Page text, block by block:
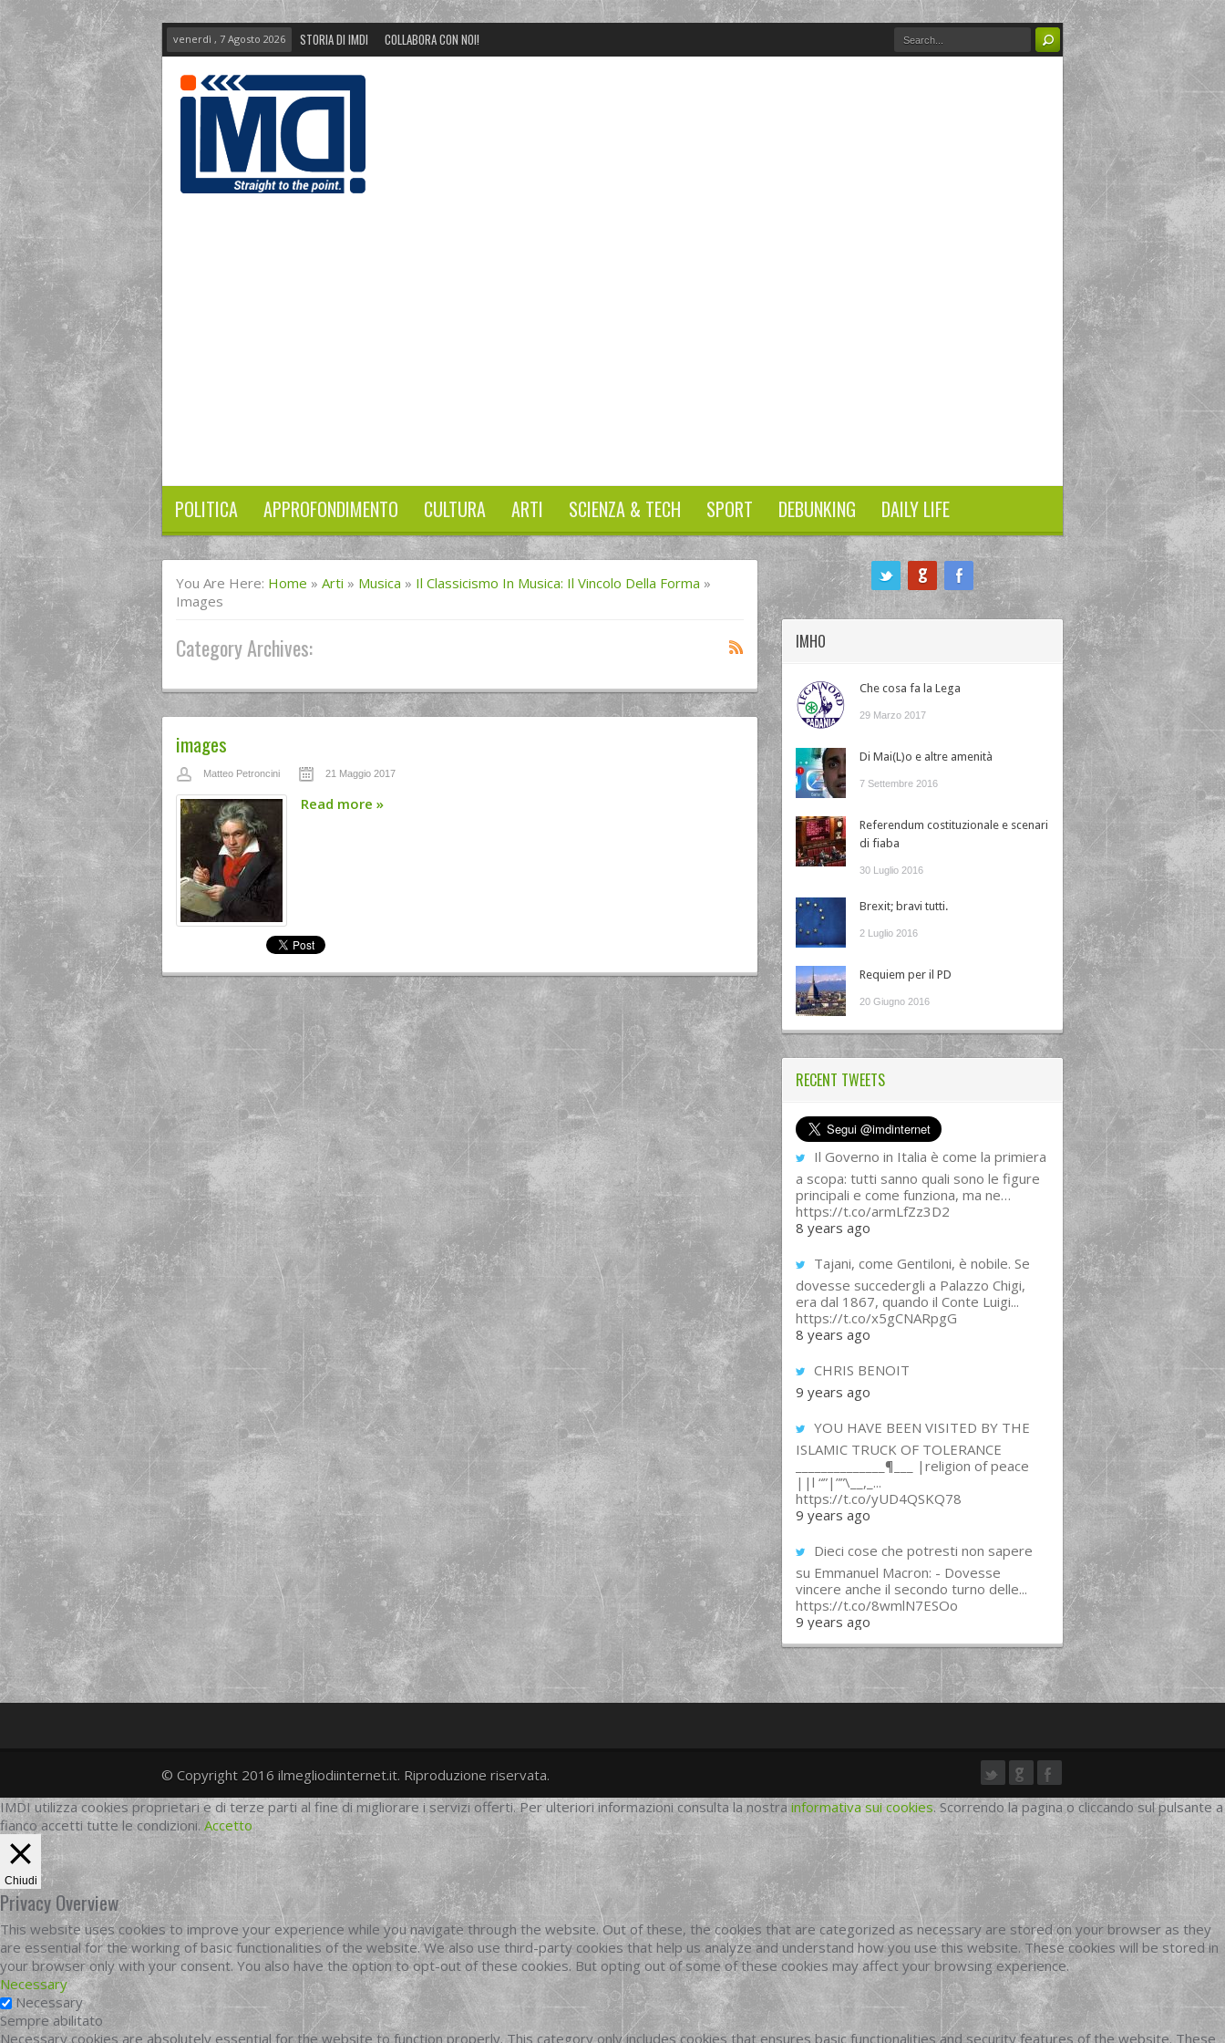
venerdì , 7 Agosto 2026 STORIA DI IMDI COLLABORA CON NOI!
POLITICA APPROFONDIMENTO CULTURA ARTI SCIENZA & TECH SPORT DEBUNKING DAILY LIFE
You Are Here: Home » Arti » Musica » Il Classicismo In Musica: Il Vincolo Della Forma »
Images
Category Archives:
images
Matteo Petroncini 21 Maggio 2017
Read more »
IMHO
Che cosa fa la Lega
29 Marzo 2017
Di Mai(L)o e altre amenità
7 Settembre 2016
Referendum costituzionale e scenari
di fiaba
30 Luglio 2016
Brexit; bravi tutti.
2 Luglio 2016
Requiem per il PD
20 Giugno 2016
RECENT TWEETS
Il Governo in Italia è come la primiera
a scopa: tutti sanno quali sono le figure
principali e come funziona, ma ne…
https://t.co/armLfZz3D2
8 years ago
Tajani, come Gentiloni, è nobile. Se
dovesse succedergli a Palazzo Chigi,
era dal 1867, quando il Conte Luigi...
https://t.co/x5gCNARpgG
8 years ago
CHRIS BENOIT
9 years ago
YOU HAVE BEEN VISITED BY THE
ISLAMIC TRUCK OF TOLERANCE
______________¶___ |religion of peace
||l “”|””\__,_...
https://t.co/yUD4QSKQ78
9 years ago
Dieci cose che potresti non sapere
su Emmanuel Macron: - Dovesse
vincere anche il secondo turno delle...
https://t.co/8wmlN7ESOo
9 years ago
twittergoogleplus
facebook
© Copyright 2016 ilmegliodiinternet.it. Riproduzione riservata.
IMDI utilizza cookies proprietari e di terze parti al fine di migliorare i servizi offerti. Per ulteriori informazioni consulta la nostra informativa sui cookies. Scorrendo la pagina o cliccando sul pulsante a
fianco accetti tutte le condizioni. Accetto
Chiudi
Privacy Overview
This website uses cookies to improve your experience while you navigate through the website. Out of these, the cookies that are categorized as necessary are stored on your browser as they
are essential for the working of basic functionalities of the website. We also use third-party cookies that help us analyze and understand how you use this website. These cookies will be stored in
your browser only with your consent. You also have the option to opt-out of these cookies. But opting out of some of these cookies may affect your browsing experience.
Necessary
Necessary
Sempre abilitato
Necessary cookies are absolutely essential for the website to function properly. This category only includes cookies that ensures basic functionalities and security features of the website. These